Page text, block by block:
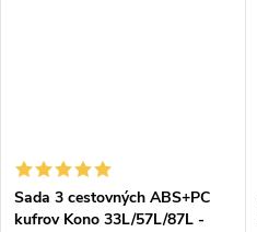
Sada 3 cestovných ABS+PC
kufrov Kono 33L/57L/87L -